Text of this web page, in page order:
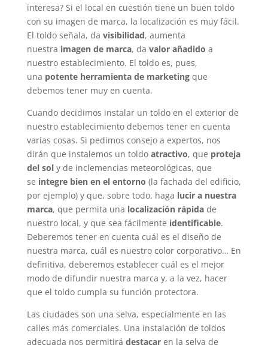
interesa? Si el local en cuestión tiene un buen toldo
con su imagen de marca, la localización es muy fácil.
El toldo señala, da visibilidad, aumenta
nuestra imagen de marca, da valor añadido a
nuestro establecimiento. El toldo es, pues,
una potente herramienta de marketingque
debemos tener muy en cuenta.
Cuando decidimos instalar un toldo en el exterior de
nuestro establecimiento debemos tener en cuenta
varias cosas. Si pedimos consejo a expertos, nos
dirán que instalemos un toldo atractivo, que proteja
del soly de inclemencias meteorológicas, que
se integre bien en el entorno (la fachada del edificio,
por ejemplo) y que, sobre todo, haga lucir a nuestra
marca, que permita una localización rápidade
nuestro local, y que sea fácilmente identificable.
Deberemos tener en cuenta cuál es el diseño de
nuestra marca, cuál es nuestro color corporativo… En
definitiva, deberemos establecer cuál es el mejor
modo de difundir nuestra marca y, a la vez, hacer
que el toldo cumpla su función protectora.
Las ciudades son una selva, especialmente en las
calles más comerciales. Una instalación de toldos
adecuada nos permitirá destacaren la selva de